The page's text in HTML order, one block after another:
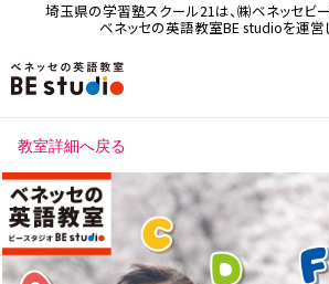
埼玉県の学習塾スクール21は、㈱ベネッセビ
ベネッセの英語教室BE studioを運営
教室詳細へ戻る